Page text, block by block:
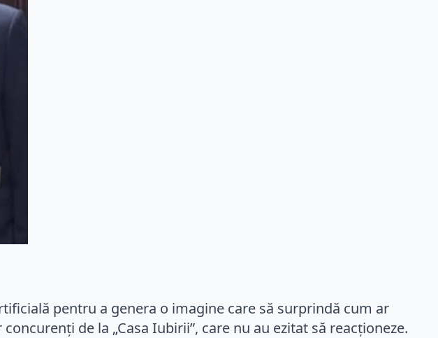
pentru a genera o imagine care să surprindă cum ar
de la „Casa Iubirii”, care nu au ezitat să reacționeze.